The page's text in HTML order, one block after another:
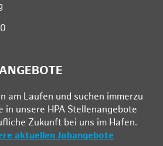
am Lau­fen und su­chen im­mer­zu
in un­se­re HPA Stel­len­an­ge­bo­te
Zu­kunft bei uns im Ha­fen.
aktuellen Jobangebote